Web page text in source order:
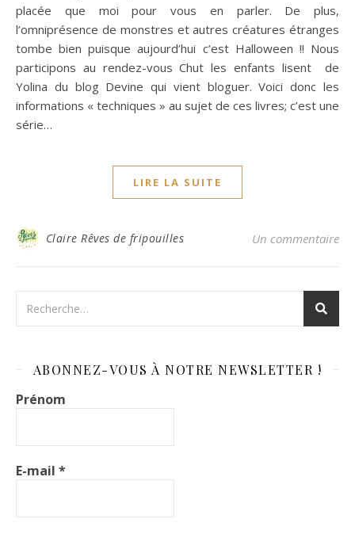
placée que moi pour vous en parler. De plus,
l’omniprésence de monstres et autres créatures étranges
tombe bien puisque aujourd’hui c’est Halloween !! Nous
participons au rendez-vous Chut les enfants lisent de
Yolina du blog Devine qui vient bloguer. Voici donc les
informations « techniques » au sujet de ces livres; c’est une
série…
LIRE LA SUITE
Claire Rêves de fripouilles Un commentaire
ABONNEZ-VOUS À NOTRE NEWSLETTER !
Prénom
E-mail *